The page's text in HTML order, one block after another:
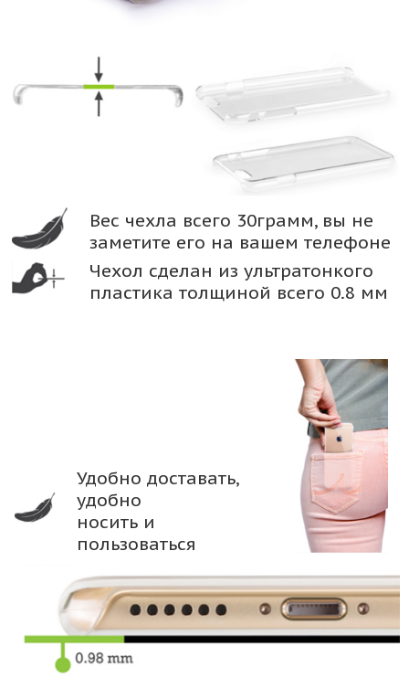
Вес чехла всего 30грамм, вы не
заметите его на вашем телефоне
Чехол сделан из ультратонкого
пластика толщиной всего 0.8 мм
Удобно доставать,
удобно
носить и
пользоваться